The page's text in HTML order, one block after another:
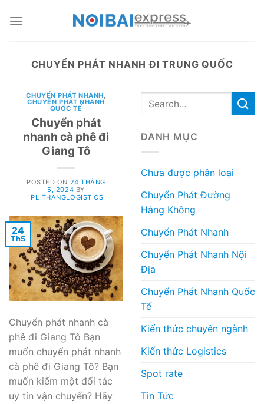
CHUYỂN PHÁT NHANH ĐI TRUNG QUỐC
CHUYỂN PHÁT NHANH,
CHUYỂN PHÁT NHANH
QUỐC TẾ
Chuyển phát
nhanh cà phê đi
Giang Tô
POSTED ON 24 THÁNG
5, 2024 BY
IPL_THANGLOGISTICS
24
Th5
Chuyển phát nhanh cà
phê đi Giang Tô Bạn
muốn chuyển phát nhanh
cà phê đi Giang Tô? Bạn
muốn kiếm một đối tác
uy tín vận chuyển? Hãy
DANH MỤC
Chưa được phân loại
Chuyển Phát Đường
Hàng Không
Chuyển Phát Nhanh
Chuyển Phát Nhanh Nội
Địa
Chuyển Phát Nhanh Quốc
Tế
Kiến thức chuyên ngành
Kiến thức Logistics
Spot rate
Tin Tức